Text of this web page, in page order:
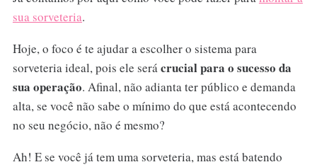
sua sorveteria.
Hoje, o foco é te ajudar a escolher o sistema para
sorveteria ideal, pois ele serácrucial para o sucesso da
sua operação. Afinal, não adianta ter público e demanda
alta, se você não sabe o mínimo do que está acontecendo
no seu negócio, não é mesmo?
Ah! E se você já tem uma sorveteria, mas está batendo